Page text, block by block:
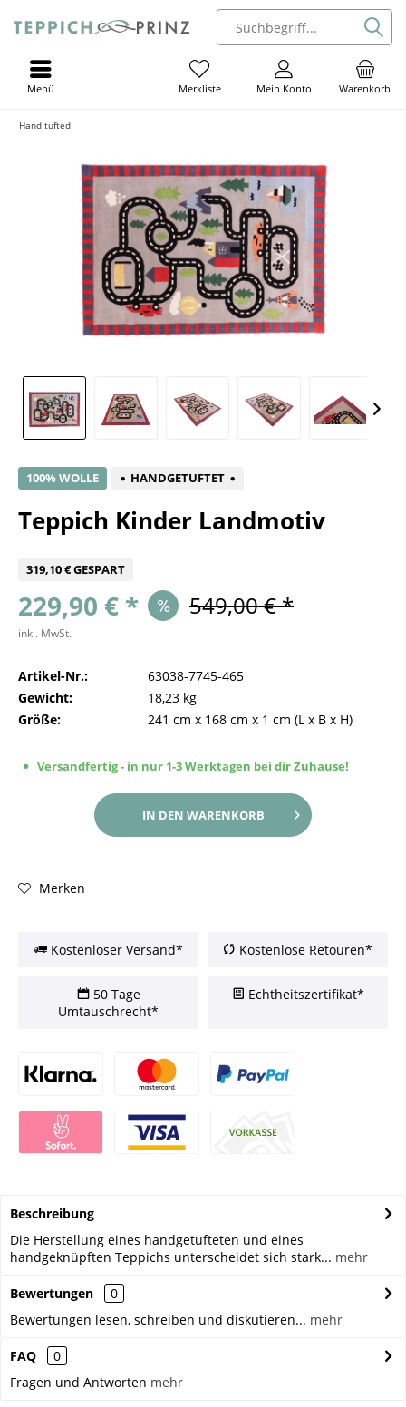
Warenkorb
Mein Konto
Merkliste
Menü
Hand tufted
100% WOLLE HANDGETUFTET
Teppich Kinder Landmotiv
319,10 € GESPART
229,90 € * 549,00 € *
inkl. MwSt.
Artikel-Nr.:
63038-7745-465
Gewicht:
18,23 kg
Größe:
241 cm x 168 cm x 1 cm (L x B x H)
Versandfertig - in nur 1-3 Werktagen bei dir Zuhause!
IN DEN WARENKORB
Merken
Kostenloser Versand* Kostenlose Retouren*
50 Tage
Umtauschrecht*
Echtheitszertifikat*
Beschreibung
Die Herstellung eines handgetufteten und eines
handgeknüpften Teppichs unterscheidet sich stark... mehr
Bewertungen
0
Bewertungen lesen, schreiben und diskutieren... mehr
FAQ
0
Fragen und Antworten mehr